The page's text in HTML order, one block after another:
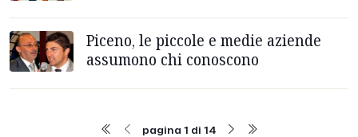
Piceno, le piccole e medie aziende
assumono chi conoscono
pagina 1 di 14